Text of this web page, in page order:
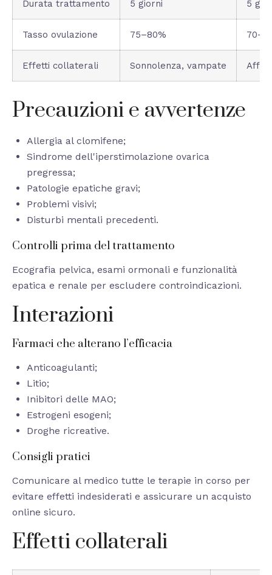
Durata trattamento 5 giorni 5
Tasso ovulazione 75–80%
Effetti collaterali Sonnolenza, vampate
Precauzioni e avvertenze
Allergia al clomifene;
Sindrome dell'iperstimolazione ovarica
pregressa;
Patologie epatiche gravi;
Problemi visivi;
Disturbi mentali precedenti.
Controlli prima del trattamento
Ecografia pelvica, esami ormonali e funzionalità
epatica e renale per escludere controindicazioni.
Interazioni
Farmaci che alterano l’efficacia
Anticoagulanti;
Litio;
Inibitori delle MAO;
Estrogeni esogeni;
Droghe ricreative.
Consigli pratici
Comunicare al medico tutte le terapie in corso per
evitare effetti indesiderati e assicurare un acquisto
online sicuro.
Effetti collaterali